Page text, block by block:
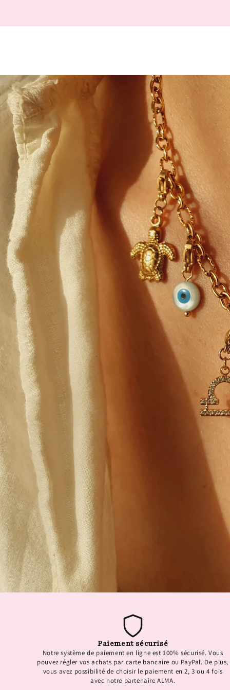
Paiement sécurisé
Notre système de paiement en ligne est 100% sécurisé. Vous
pouvez régler vos achats par carte bancaire ou PayPal. De plus,
vous avez possibilité de choisir le paiement en 2, 3 ou 4 fois
avec notre partenaire ALMA.